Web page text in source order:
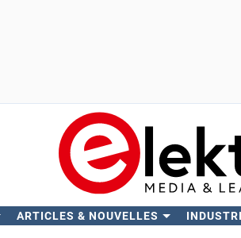
ARTICLES & NOUVELLES